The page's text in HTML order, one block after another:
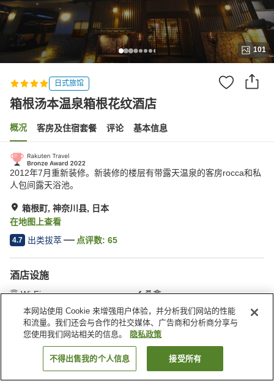
101
日式旅馆
箱根汤本温泉箱根花纹酒店
概况 客房及住宿套餐 评论 基本信息
2012年7月重新装修。新装修的楼层有带露天温泉的客房rocca和私
人包间露天浴池。
箱根町, 神奈川县, 日本
在地图上查看
4.7 出类拔萃 点评数: 65
酒店设施
Wi-Fi
桑拿
餐厅
休息室
首页 日本 神奈川县 箱根町 箱根汤本温泉箱根花纹酒店
搜索客房
本网站使用 Cookie 来增强用户体验，并分析我们网站的性能
和流量。我们还会与合作的社交媒体、广告商和分析商分享与
您使用我们网站相关的信息。
隐私政策
不得出售我的个人信息 接受所有